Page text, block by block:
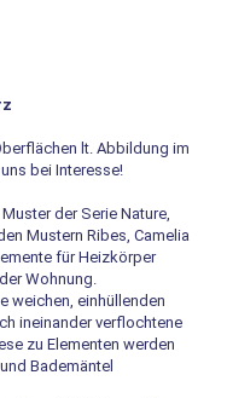
lt. Abbildung im
bei Interesse!
der Serie Nature,
Mustern Ribes, Camelia
für Heizkörper
Wohnung.
weichen, einhüllenden
ineinander verflochtene
zu Elementen werden
Bademäntel